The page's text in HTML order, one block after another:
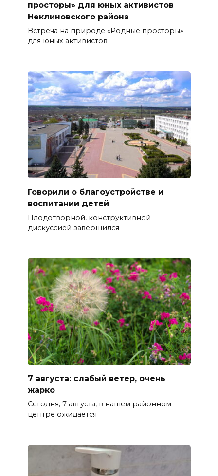
просторы» для юных активистов
Неклиновского района
Встреча на природе «Родные просторы»
для юных активистов
Говорили о благоустройстве и
воспитании детей
Плодотворной, конструктивной
дискуссией завершился
7 августа: слабый ветер, очень
жарко
Сегодня, 7 августа, в нашем районном
центре ожидается